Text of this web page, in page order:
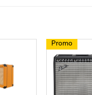
Promo